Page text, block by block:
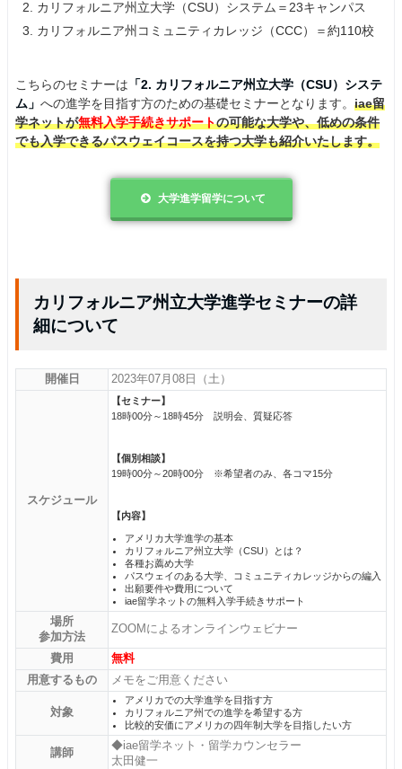
カリフォルニア州立大学（CSU）システム＝23キャンパス
カリフォルニア州コミュニティカレッジ（CCC）＝約110校
こちらのセミナーは 「2. カリフォルニア州立大学（CSU）システ
ム」 への進学を目指す方のための基礎セミナーとなります。 iae留
学ネットが無料入学手続きサポートの可能な大学や、低めの条件
でも入学できるパスウェイコースを持つ大学も紹介いたします。
大学進学留学について
カリフォルニア州立大学進学セミナーの詳
細について
開催日 2023年07月08日（土）
スケジュール
【セミナー】
18時00分～18時45分 説明会、質疑応答
【個別相談】
19時00分～20時00分 ※希望者のみ、各コマ15分
【内容】
アメリカ大学進学の基本
カリフォルニア州立大学（CSU）とは？
各種お薦め大学
パスウェイのある大学、コミュニティカレッジからの編入
出願要件や費用について
iae留学ネットの無料入学手続きサポート
場所
参加方法
ZOOMによるオンラインウェビナー
費用
無料
用意するもの
メモをご用意ください
対象
アメリカでの大学進学を目指す方
カリフォルニア州での進学を希望する方
比較的安価にアメリカの四年制大学を目指したい方
講師
◆iae留学ネット・留学カウンセラー
太田健一